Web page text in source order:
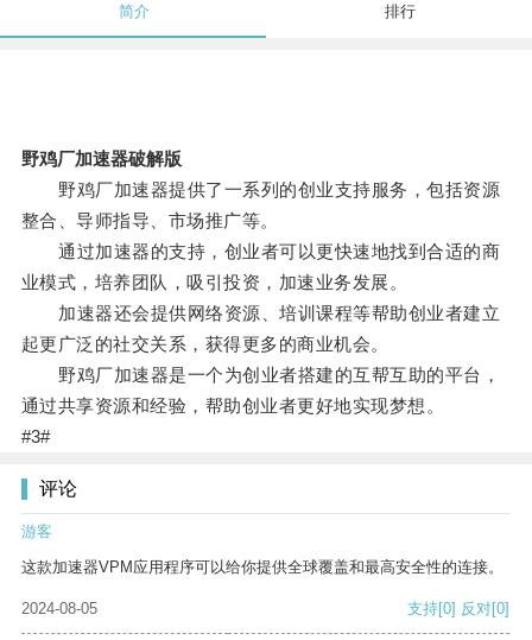
简介 排行
野鸡厂加速器破解版
野鸡厂加速器提供了一系列的创业支持服务，包括资源
整合、导师指导、市场推广等。
通过加速器的支持，创业者可以更快速地找到合适的商
业模式，培养团队，吸引投资，加速业务发展。
加速器还会提供网络资源、培训课程等帮助创业者建立
起更广泛的社交关系，获得更多的商业机会。
野鸡厂加速器是一个为创业者搭建的互帮互助的平台，
通过共享资源和经验，帮助创业者更好地实现梦想。
#3#
评论
游客
这款加速器VPM应用程序可以给你提供全球覆盖和最高安全性的连接。
2024-08-05 支持[0] 反对[0]